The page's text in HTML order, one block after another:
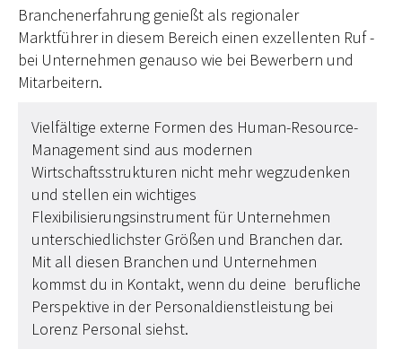
Branchenerfahrung genießt als regionaler
Marktführer in diesem Bereich einen exzellenten Ruf -
bei Unternehmen genauso wie bei Bewerbern und
Mitarbeitern.
Vielfältige externe Formen des Human-Resource-
Management sind aus modernen
Wirtschaftsstrukturen nicht mehr wegzudenken
und stellen ein wichtiges
Flexibilisierungsinstrument für Unternehmen
unterschiedlichster Größen und Branchen dar.
Mit all diesen Branchen und Unternehmen
kommst du in Kontakt, wenn du deine berufliche
Perspektive in der Personaldienstleistung bei
Lorenz Personal siehst.